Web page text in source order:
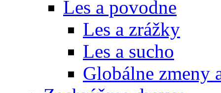
Les a povodne
Les a zrážky
Les a sucho
Globálne zmeny